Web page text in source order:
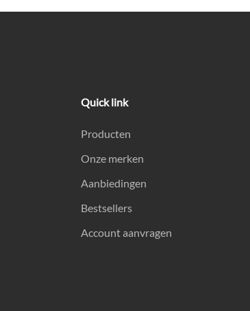
Quick link
Producten
Onze merken
Aanbiedingen
Bestsellers
Account aanvragen